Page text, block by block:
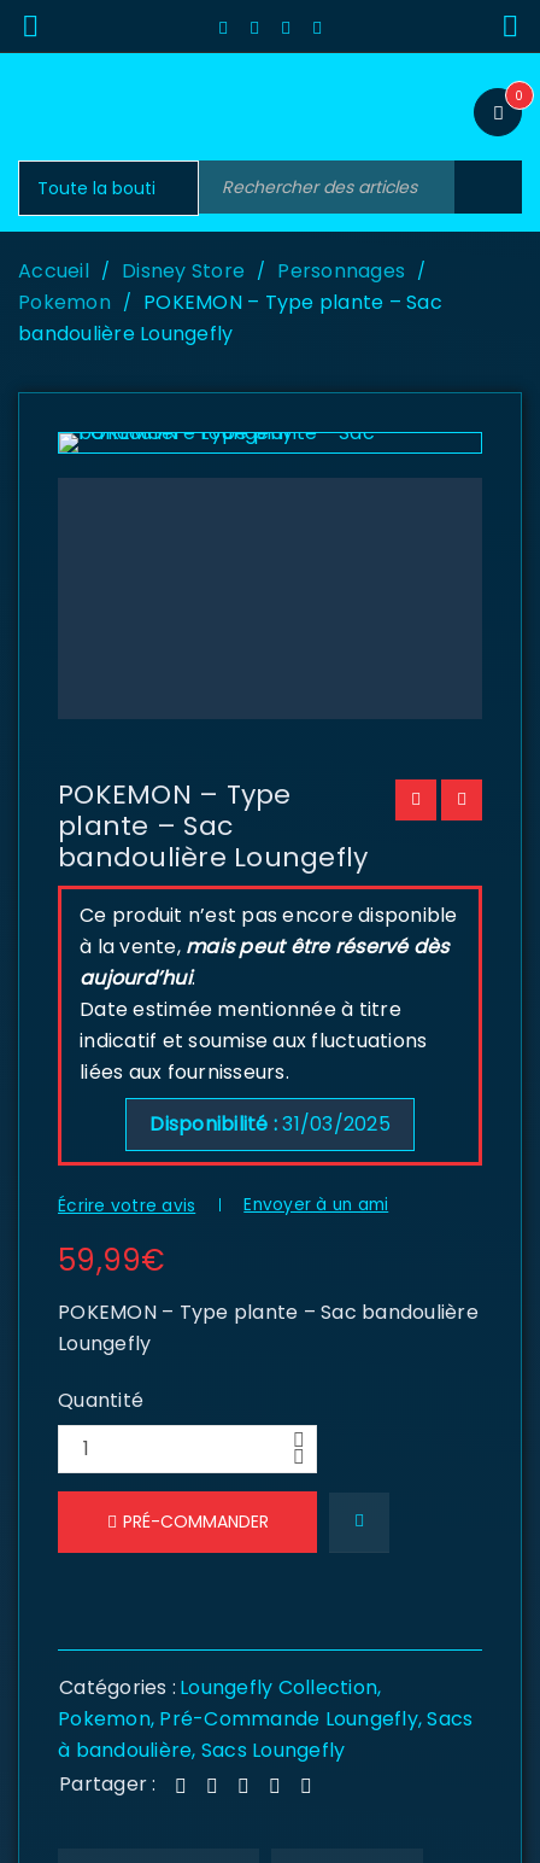
0
Accueil / Disney Store / Personnages /
Pokemon / POKEMON – Type plante – Sac
bandoulière Loungefly
POKEMON – Type
plante – Sac
bandoulière Loungefly
Ce produit n’est pas encore disponible
à la vente, mais peut être réservé dès
aujourd’hui.
Date estimée mentionnée à titre
indicatif et soumise aux fluctuations
liées aux fournisseurs.
Disponibilité :31/03/2025
Écrire votre avis Envoyer à un ami
59,99€
POKEMON – Type plante – Sac bandoulière
Loungefly
Quantité
PRÉ-COMMANDER
Catégories : Loungefly Collection,
Pokemon, Pré-Commande Loungefly,Sacs
à bandoulière, Sacs Loungefly
Partager :